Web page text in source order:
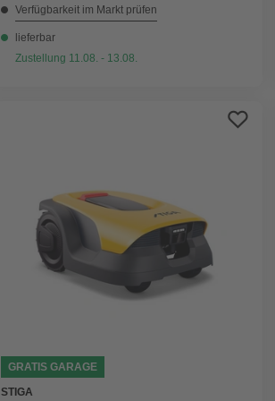
Verfügbarkeit im Markt prüfen
lieferbar
Zustellung 11.08. - 13.08.
GRATIS GARAGE
STIGA